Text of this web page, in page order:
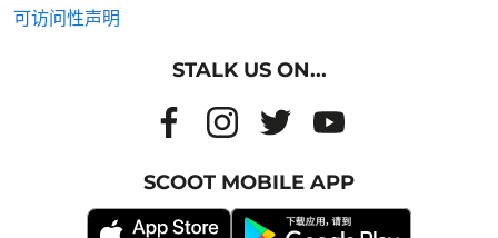
可访问性声明
STALK US ON...
SCOOT MOBILE APP